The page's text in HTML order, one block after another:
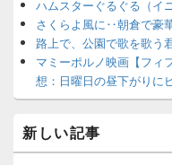
ハムスターぐるぐる（イ
さくらよ風に‥朝倉で豪
路上で、公園で歌を歌う
マミーポルノ映画【フィ
想：日曜日の昼下がりに
新しい記事